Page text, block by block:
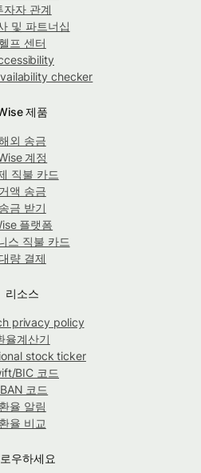
자자 관계
및 파트너십
헬프 센터
checker
제품
외 송금
계정
직불 카드
거액 송금
송금 받기
플랫폼
스 직불 카드
량 결제
리소스
privacy policy
율계산기
stock ticker
BIC 코드
코드
환율 알림
환율 비교
우하세요